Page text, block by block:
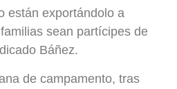
están exportándolo a
sean partícipes de
Báñez.
de campamento, tras